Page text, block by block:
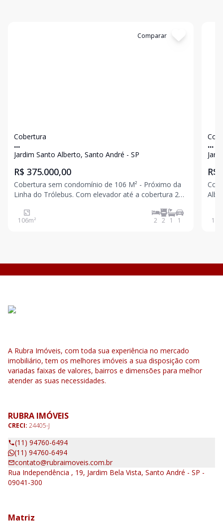
Comparar
Cobertura
...
Jardim Santo Alberto, Santo André - SP
R$ 375.000,00
Cobertura sem condomínio de 106 M² - Próximo da
Linha do Trólebus. Com elevador até a cobertura 2
sacada Banheiro social Cozinha Acesso interno para
cobertura Parcialmente coberta Lavabo Área de
106m² 2 2 1 1
...
R$
100
A Rubra Imóveis, com toda sua experiência no mercado
imobiliário, tem os melhores imóveis a sua disposição com
variadas faixas de valores, bairros e dimensões para melhor
atender as suas necessidades.
RUBRA IMÓVEIS
CRECI: 24405-J
(11) 94760-6494
(11) 94760-6494
contato@rubraimoveis.com.br
Rua Independência , 19, Jardim Bela Vista, Santo André - SP -
09041-300
Matriz